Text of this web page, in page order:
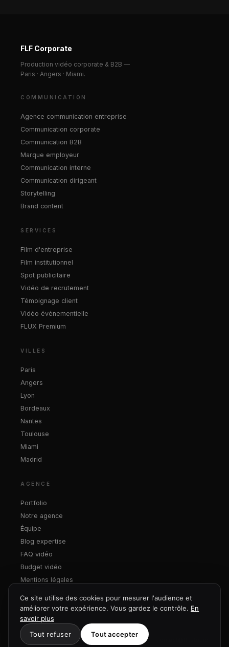
FLF Corporate
Production vidéo corporate & B2B —
Paris · Angers · Miami.
COMMUNICATION
Agence communication entreprise
Communication corporate
Communication B2B
Marque employeur
Communication interne
Communication dirigeant
Storytelling
Brand content
SERVICES
Film d'entreprise
Film institutionnel
Spot publicitaire
Vidéo de recrutement
Témoignage client
Vidéo événementielle
FLUX Premium
VILLES
Paris
Angers
Lyon
Bordeaux
Nantes
Toulouse
Miami
Madrid
AGENCE
Portfolio
Notre agence
Équipe
Blog expertise
FAQ vidéo
Budget vidéo
Mentions légales
© 2026 FLF Corporate · Studio FLF SASU
Ce site utilise des cookies pour mesurer l'audience et
améliorer votre expérience. Vous gardez le contrôle. En
savoir plus
Tout refuser
Tout accepter